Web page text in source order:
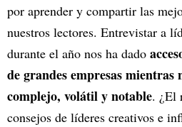
por aprender y compartir las
nuestros lectores. Entrevistar a
durante el año nos ha dado
de grandes empresas mientras
complejo, volátil y notable. ¿El
consejos de líderes creativos e